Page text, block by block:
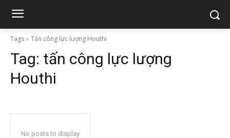
Tags Tấn công lực lượng Houthi
Tag: tấn công lực lượng
Houthi
No posts to display